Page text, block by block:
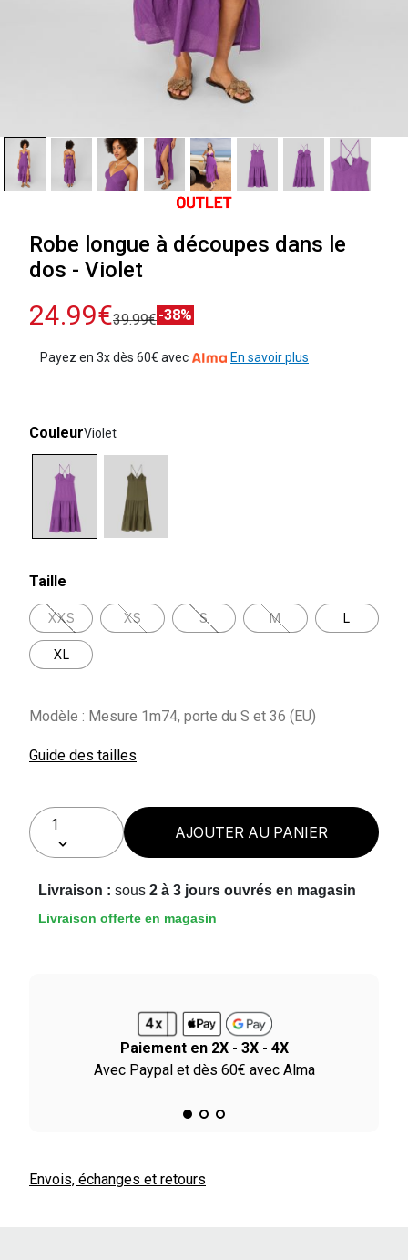
Robe longue à découpes dans le
dos - Violet
24.99€39.99€-38%
Payez en 3x dès 60€ avec En savoir plus
CouleurViolet
Taille
XXS XS S M L
XL
Modèle : Mesure 1m74, porte du S et 36 (EU)
Guide des tailles
AJOUTER AU PANIER
Livraison : sous 2 à 3 jours ouvrés en magasin
Livraison offerte en magasin
Paiement en 2X - 3X - 4X
Avec Paypal et dès 60€ avec Alma
Envois, échanges et retours